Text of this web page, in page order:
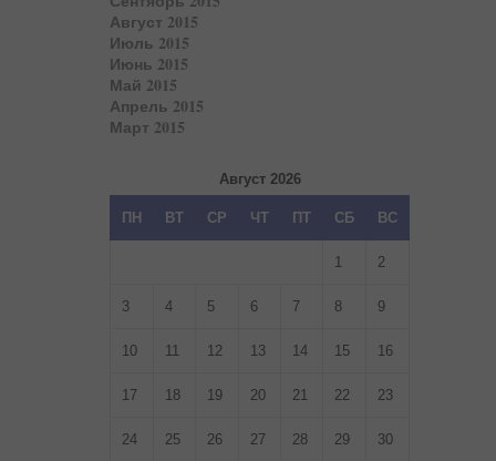
Август 2015
Июль 2015
Июнь 2015
Май 2015
Апрель 2015
Март 2015
Август 2026
ПН ВТ СР ЧТ ПТ СБ ВС
1 2
3 4 5 6 7 8 9
10 11 12 13 14 15 16
17 18 19 20 21 22 23
24 25 26 27 28 29 30